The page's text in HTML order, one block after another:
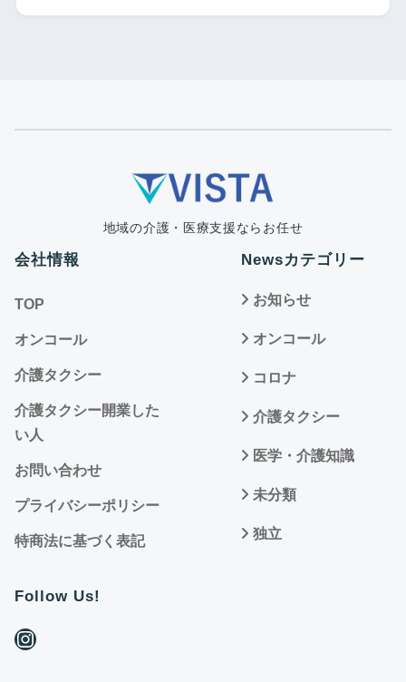
地域の介護・医療支援ならお任せ
会社情報
TOP
オンコール
介護タクシー
介護タクシー開業した
い人
お問い合わせ
プライバシーポリシー
特商法に基づく表記
Newsカテゴリー
お知らせ
オンコール
コロナ
介護タクシー
医学・介護知識
未分類
独立
Follow Us!